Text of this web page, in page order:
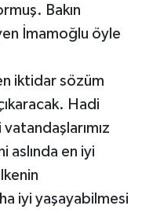
Bakın
İmamoğlu öyle
iktidar sözüm
Hadi
aslında en iyi
iyi yaşayabilmesi